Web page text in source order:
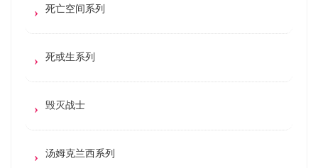
死亡空间系列
死或生系列
毁灭战士
汤姆克兰西系列